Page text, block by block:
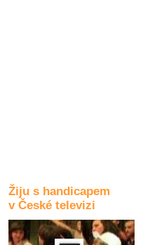
Žiju s handicapem
v České televizi